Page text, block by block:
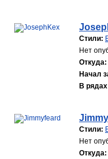
Стили:
Нет
Откуда:
Начал
В
Стили:
Нет
Откуда: